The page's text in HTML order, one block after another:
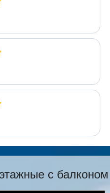
с балконом